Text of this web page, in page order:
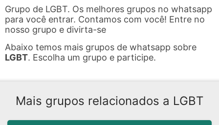
Grupo de LGBT. Os melhores grupos no whatsapp
para você entrar. Contamos com você! Entre no
nosso grupo e divirta-se
Abaixo temos mais grupos de whatsapp sobre
LGBT. Escolha um grupo e participe.
Mais grupos relacionados a LGBT